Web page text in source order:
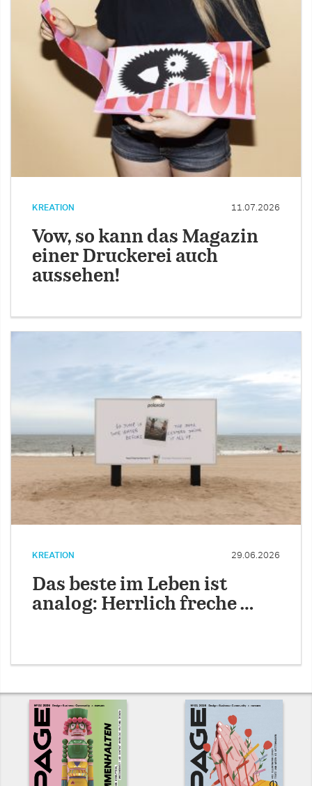
KREATION 11.07.2026
Vow, so kann das Magazin
einer Druckerei auch
aussehen!
KREATION 29.06.2026
Das beste im Leben ist
analog: Herrlich freche …